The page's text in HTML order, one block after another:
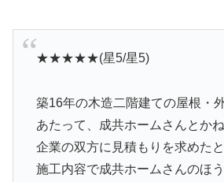
★★★★★(星5/星5)
築16年の木造二階建ての屋根・
あたって、成共ホームさんとか
企業の双方に見積もりを求めた
施工内容で成共ホームさんのほ